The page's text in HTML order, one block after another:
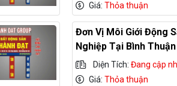
Giá:Thỏa thuận
Đơn Vị Môi Giới Động
Nghiệp Tại Bình Thuận
Diện Tích:Đang cập
Giá:Thỏa thuận